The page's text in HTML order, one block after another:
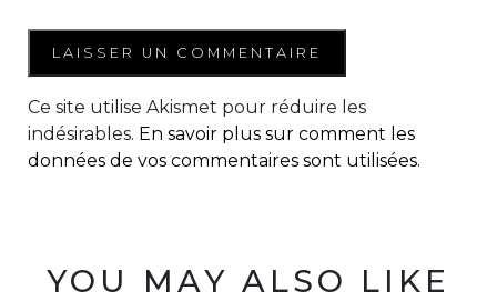
Ce site utilise Akismet pour réduire les
indésirables. En savoir plus sur comment les
données de vos commentaires sont utilisées.
YOU MAY ALSO LIKE